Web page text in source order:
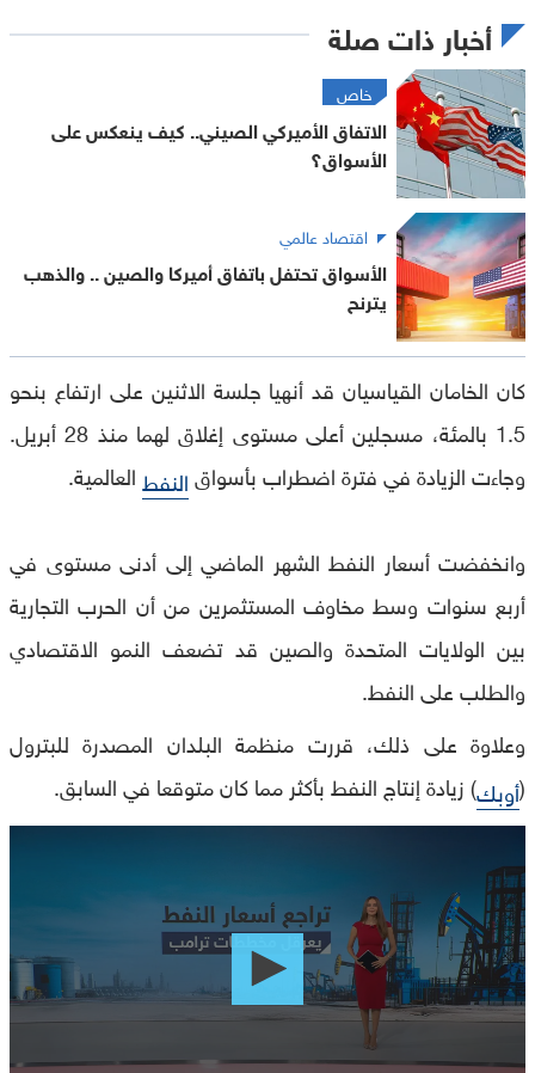
أخبار ذات صلة
خاص
الاتفاق الأميركي الصيني.. كيف ينعكس على
الأسواق؟
اقتصاد عالمي
الأسواق تحتفل باتفاق أميركا والصين .. والذهب
يترنح
كان الخامان القياسيان قد أنهيا جلسة الاثنين على ارتفاع بنحو
1.5 بالمئة، مسجلين أعلى مستوى إغلاق لهما منذ 28 أبريل.
وجاءت الزيادة في فترة اضطراب بأسواقالنفطالعالمية.
وانخفضت أسعار النفط الشهر الماضي إلى أدنى مستوى في
أربع سنوات وسط مخاوف المستثمرين من أن الحرب التجارية
بين الولايات المتحدة والصين قد تضعف النمو الاقتصادي
والطلب على النفط.
وعلاوة على ذلك، قررت منظمة البلدان المصدرة للبترول
(أوبك) زيادة إنتاج النفط بأكثر مما كان متوقعا في السابق.
seconds